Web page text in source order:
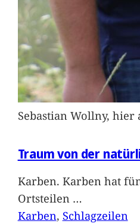
Sebastian Wollny,
Traum von der
Karben. Karben hat
Ortsteilen …
Karben, Schlagzeilen